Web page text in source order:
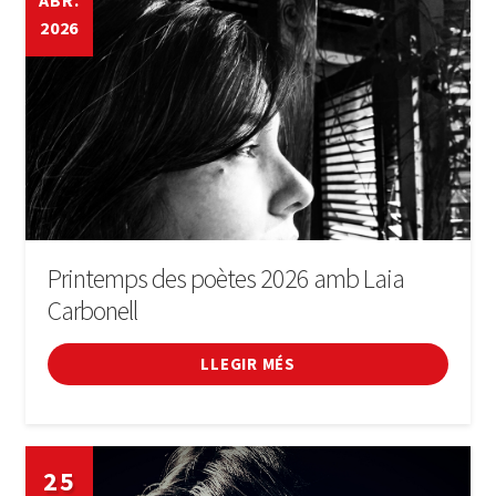
Cinema
Conferències
Cursos
Esports
Fires i festivals
General
Infantil
2026
Printemps des poètes 2026 amb Laia
Carbonell
LLEGIR MÉS
25